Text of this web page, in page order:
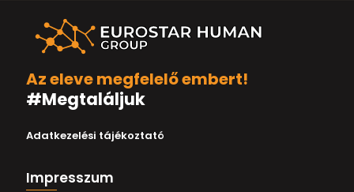
Az eleve megfelelő embert!
#Megtaláljuk
Adatkezelési tájékoztató
Impresszum